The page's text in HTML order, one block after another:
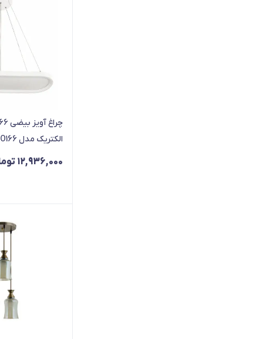
الکتریک مدل FEC-HO166
12,936,000